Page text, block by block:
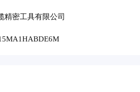
精密工具有限公司